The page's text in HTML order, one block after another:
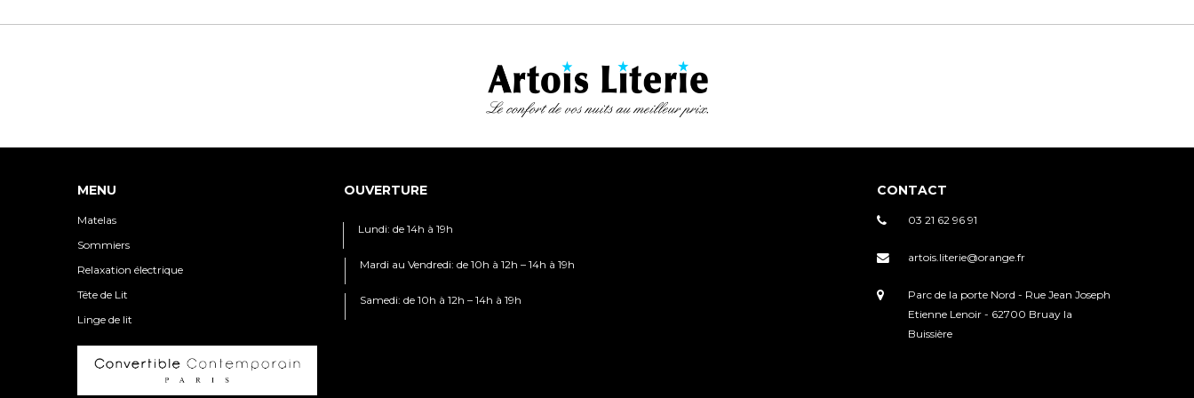
MENU
Matelas
Sommiers
Relaxation électrique
Tête de Lit
Linge de lit
OUVERTURE
Lundi: de 14h à 19h
Mardi au Vendredi: de 10h à 12h – 14h à 19h
Samedi: de 10h à 12h – 14h à 19h
CONTACT
03 21 62 96 91
artois.literie@orange.fr
Parc de la porte Nord - Rue Jean Joseph
Etienne Lenoir - 62700 Bruay la
Buissière